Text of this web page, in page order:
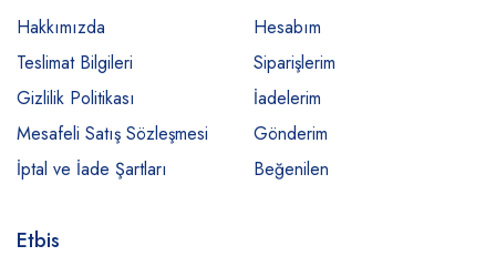
Hakkımızda
Teslimat Bilgileri
Gizlilik Politikası
Mesafeli Satış Sözleşmesi
İptal ve İade Şartları
Hesabım
Siparişlerim
İadelerim
Gönderim
Beğenilen
Etbis